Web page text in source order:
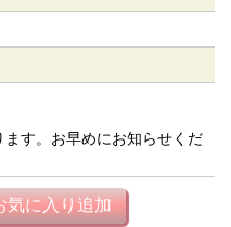
す。お早めにお知らせくだ
気に入り追加